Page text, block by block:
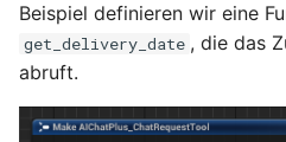
Beispiel definieren wir eine
get_delivery_date , die das
abruft.